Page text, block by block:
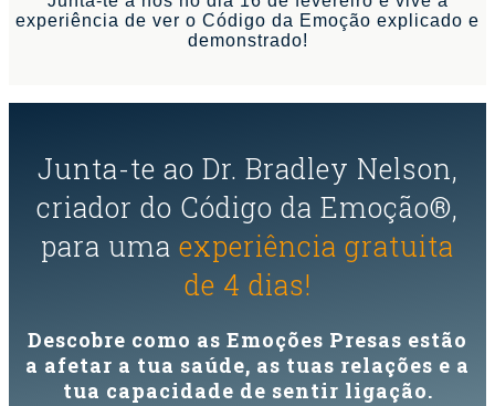
experiência de ver o Código da Emoção explicado e
demonstrado!
Junta-te ao Dr. Bradley Nelson,
criador do Código da Emoção®,
para uma experiência gratuita
de 4 dias!
Descobre como as Emoções Presas estão
a afetar a tua saúde, as tuas relações e a
tua capacidade de sentir ligação.